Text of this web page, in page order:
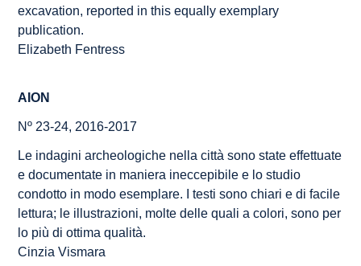
excavation, reported in this equally exemplary
publication.
Elizabeth Fentress
AION
Nº 23-24, 2016-2017
Le indagini archeologiche nella città sono state effettuate
e documentate in maniera ineccepibile e lo studio
condotto in modo esemplare. I testi sono chiari e di facile
lettura; le illustrazioni, molte delle quali a colori, sono per
lo più di ottima qualità.
Cinzia Vismara